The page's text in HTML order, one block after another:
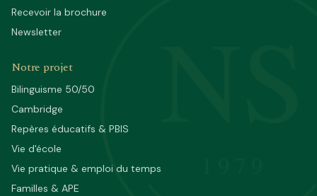
Recevoir la brochure
Newsletter
Notre projet
Bilinguisme 50/50
Cambridge
Repères éducatifs & PBIS
Vie d'école
Vie pratique & emploi du temps
Familles & APE